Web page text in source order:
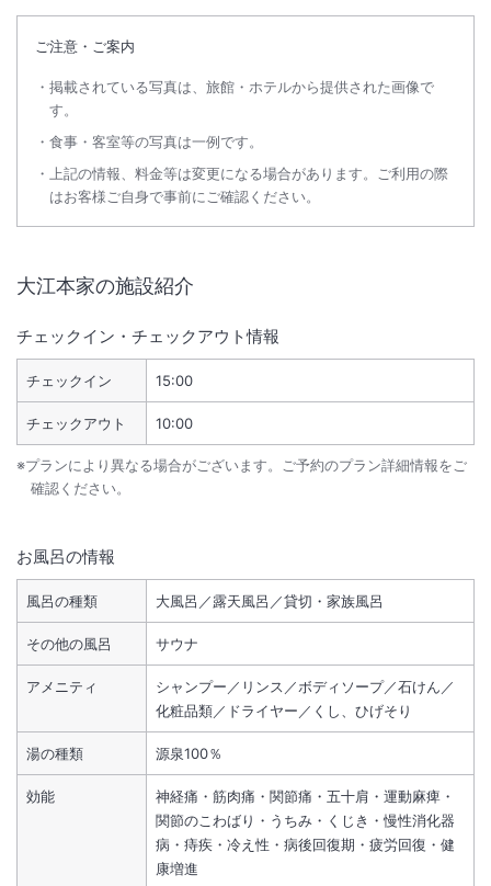
ご注意・ご案内
掲載されている写真は、旅館・ホテルから提供された画像で
す。
食事・客室等の写真は一例です。
上記の情報、料金等は変更になる場合があります。ご利用の際
はお客様ご自身で事前にご確認ください。
大江本家の施設紹介
チェックイン・チェックアウト情報
チェックイン 15:00
チェックアウト 10:00
※プランにより異なる場合がございます。ご予約のプラン詳細情報をご
確認ください。
お風呂の情報
風呂の種類 大風呂／露天風呂／貸切・家族風呂
その他の風呂 サウナ
アメニティ
シャンプー／リンス／ボディソープ／石けん／
化粧品類／ドライヤー／くし、ひげそり
湯の種類 源泉100％
効能
神経痛・筋肉痛・関節痛・五十肩・運動麻痺・
関節のこわばり・うちみ・くじき・慢性消化器
病・痔疾・冷え性・病後回復期・疲労回復・健
康増進